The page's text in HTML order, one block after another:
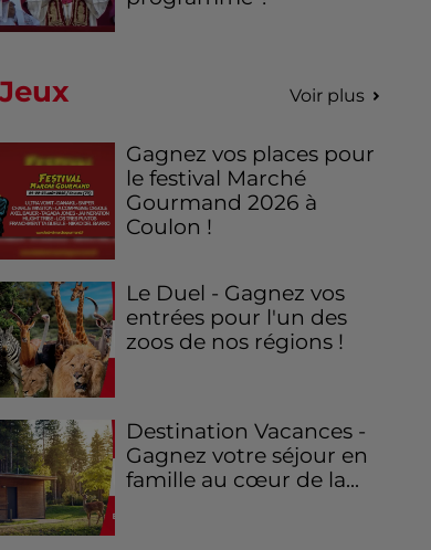
Jeux Voir plus
Gagnez vos places pour
le festival Marché
Gourmand 2026 à
Coulon !
Le Duel - Gagnez vos
entrées pour l'un des
zoos de nos régions !
Destination Vacances -
Gagnez votre séjour en
famille au cœur de la...